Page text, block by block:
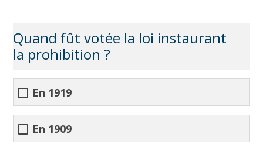
Quand fût votée la loi instaurant
la prohibition ?
En 1919
En 1909